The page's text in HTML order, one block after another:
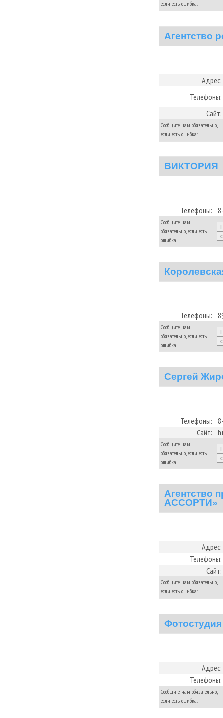
если есть ошибка:
Агентство
Адрес:
Телефоны:
Сайт:
Сообщите нам обязательно,
если есть ошибка:
ВИКТОРИЯ
Телефоны:
Сообщите нам
обязательно, если есть
ошибка:
Телефоны:
Сообщите нам
обязательно, если есть
ошибка:
Сергей
Телефоны:
Сайт:
Сообщите нам
обязательно, если есть
ошибка:
Агентство
АССОРТИ»
Адрес:
Телефоны:
Сайт:
Сообщите нам обязательно,
если есть ошибка:
Адрес:
Телефоны:
Сообщите нам обязательно,
если есть ошибка: